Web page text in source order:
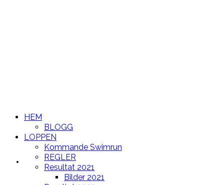
HEM
HEM
BLOGG
LOPPEN
Kommande Swimrun
REGLER
Resultat 2021
Bilder 2021